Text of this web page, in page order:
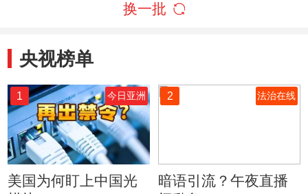
朗称摧毁美军F-35战换一批
央视榜单
1 今日亚洲
美国为何盯上中国光
2 法治在线
暗语引流？午夜直播